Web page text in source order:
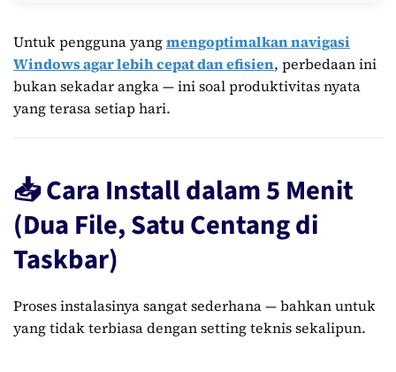
Untuk pengguna yangmengoptimalkan navigasi
Windows agar lebih cepat dan efisien, perbedaan ini
bukan sekadar angka — ini soal produktivitas nyata
yang terasa setiap hari.
📥 Cara Install dalam 5 Menit
(Dua File, Satu Centang di
Taskbar)
Proses instalasinya sangat sederhana — bahkan untuk
yang tidak terbiasa dengan setting teknis sekalipun.